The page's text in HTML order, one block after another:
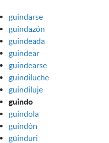
guindarse
guindazón
guindeada
guindear
guindearse
guindiluche
guindiluje
guindo
guindola
guindón
güinduri